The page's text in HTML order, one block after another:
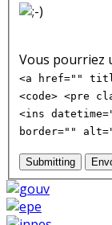
Vous pourriez
<a href=""
<code> <pre
<ins
border=""
Submitting